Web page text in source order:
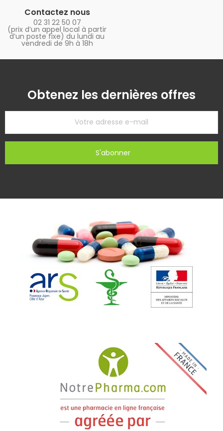
Contactez nous
02 31 22 50 07
(prix d’un appel local à partir
d’un poste fixe) du lundi au
vendredi de 9h à 18h
Obtenez les dernières offres
S'abonner